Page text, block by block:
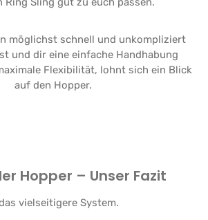
möglichst schnell und unkompliziert
und dir eine einfache Handhabung
Flexibilität, lohnt sich ein Blick
auf den Hopper.
Hopper – Unser Fazit
vielseitigere System.